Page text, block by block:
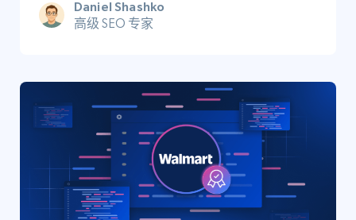
Daniel Shashko
高级 SEO 专家